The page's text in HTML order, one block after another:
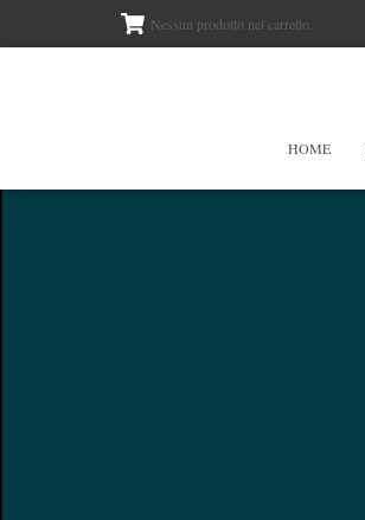
Nessun prodotto nel carrello.
HOME